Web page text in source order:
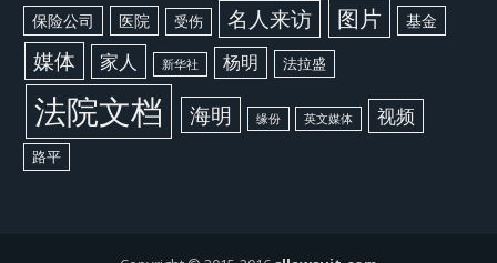
保险公司 医院 受伤 名人来访 图片 基金
媒体 家人 新华社 杨明 法拉盛
法院文档 海明 缘份 英文媒体 视频
路平